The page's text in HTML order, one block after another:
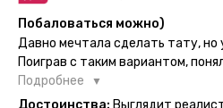
Побаловаться можно)
Давно мечтала сделать тату, но
Поиграв с таким вариантом,
постоянной тату. Поэтому
возможность. Муж смог сделать
Подробнее
Достоинства: Выглядит